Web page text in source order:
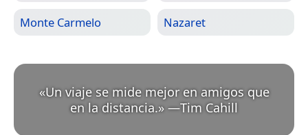
Monte Carmelo Nazaret
«Un viaje se mide mejor en amigos que
en la distancia.» —Tim Cahill